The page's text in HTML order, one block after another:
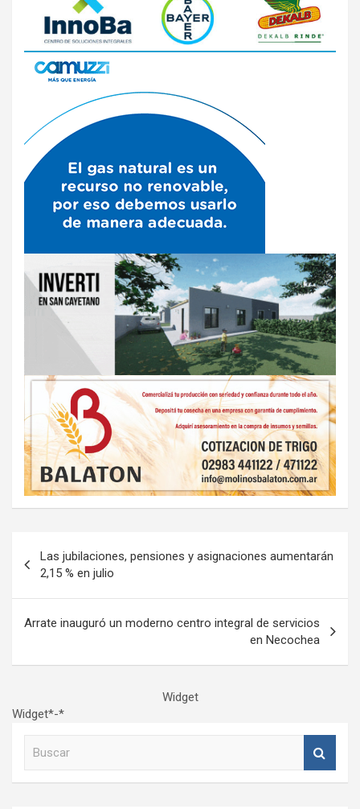
de
entradas
Las jubilaciones, pensiones y asignaciones aumentarán
2,15 % en julio
Arrate inauguró un moderno centro integral de servicios
en Necochea
Widget
Widget*-*